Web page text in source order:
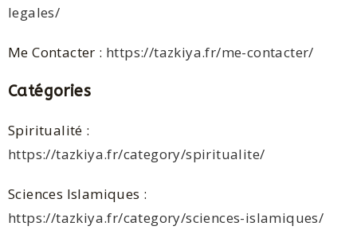
legales/
Me Contacter : https://tazkiya.fr/me-contacter/
Catégories
Spiritualité :
https://tazkiya.fr/category/spiritualite/
Sciences Islamiques :
https://tazkiya.fr/category/sciences-islamiques/